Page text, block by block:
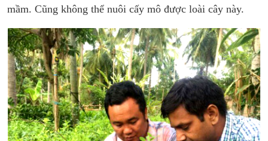
mầm. Cũng không thể nuôi cấy mô được loài cây này.